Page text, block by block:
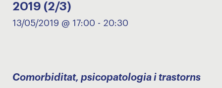
2019 (2/3)
13/05/2019 @ 17:00 - 20:30
Comorbiditat, psicopatologia i trastorns